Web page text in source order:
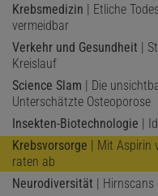
Krebsmedizin | Etliche
vermeidbar
Verkehr und Gesundheit |
Kreislauf
Science Slam | Die
Unterschätzte Osteoporose
Insekten-Biotechnologie |
Krebsvorsorge | Mit Aspirin
raten ab
Neurodiversität | Hirnscans